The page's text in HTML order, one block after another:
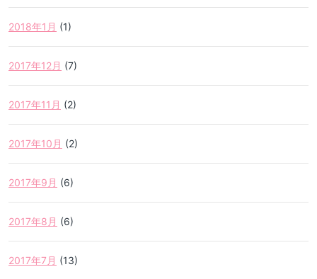
2018年1月 (1)
2017年12月 (7)
2017年11月 (2)
2017年10月 (2)
2017年9月 (6)
2017年8月 (6)
2017年7月 (13)